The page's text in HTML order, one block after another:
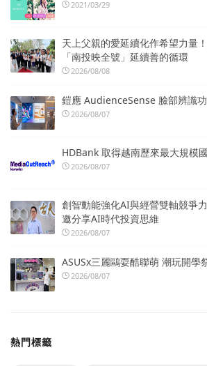
2021/03/29
天上父親的愛延續化作希望力量
「南投映全號」延續善的循環
2026/08/08
鎧應 AudienceSense 臉部辨識
2026/08/07
HDBank 取得越南歷來最大規模
2026/08/07
創智動能強化AI與經營雙軸競爭
邀分享AI時代投資思維
2026/08/07
ASUSx三麗鷗耍酷聯萌 潮玩開學
2026/08/07
熱門標籤